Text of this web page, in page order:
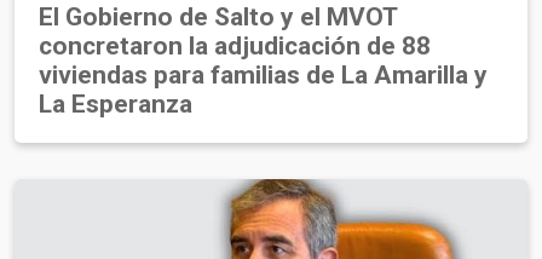
El Gobierno de Salto y el MVOT
concretaron la adjudicación de 88
viviendas para familias de La Amarilla y
La Esperanza